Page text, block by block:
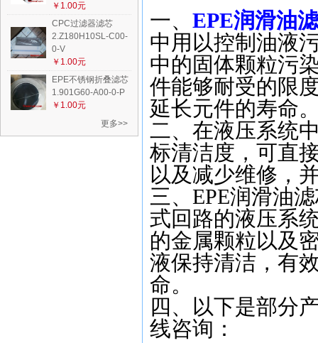
￥1.00元
CPC过滤器滤芯
2.Z180H10SL-C00-
0-V
￥1.00元
EPE不锈钢折叠滤芯
1.901G60-A00-0-P
￥1.00元
更多>>
一、 EPE润滑油
中用以控制油液
中的固体颗粒污
件能够耐受的限
延长元件的寿命
二、在液压系统
标清洁度，可直
以及减少维修，
三、 EPE润滑油
式回路的液压系
的金属颗粒以及
液保持清洁，有
命。
四、以下是部分
线咨询：